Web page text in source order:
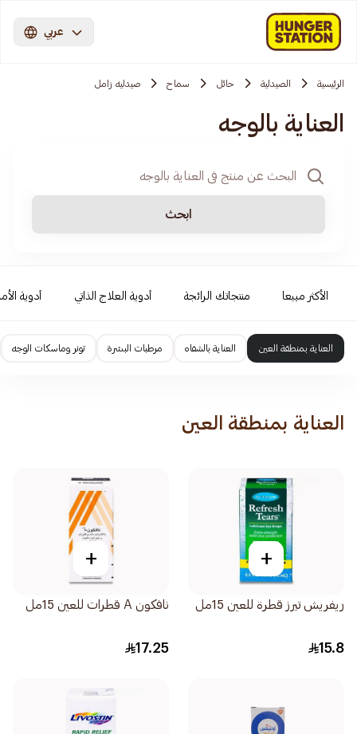
عربي
الرئيسية الصيدلية حائل سماح صيدليه زامل
العناية بالوجه
ابحث
الأكثر مبيعا منتجاتك الرائجة أدوية العلاج الذاتي أدوية
العناية بمنطقة العين العناية بالشفاه مرطبات البشرة تونر وماسكات الوجه
العناية بمنطقة العين
+
ريفريش تيرز قطرة للعين 15مل
15.8
+
نافكون A قطرات للعين 15مل
17.25